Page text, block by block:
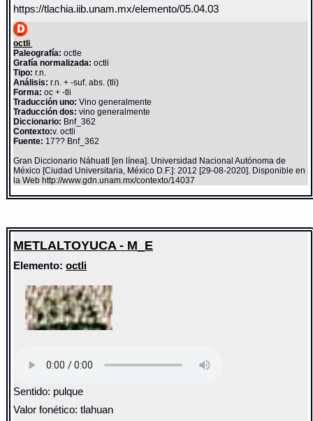
https://tlachia.iib.unam.mx/elemento/05.04.03
octli
Paleografía: octle
Grafía normalizada: octli
Tipo: r.n.
Análisis: r.n. + -suf. abs. (tli)
Forma: oc + -tli
Traducción uno: Vino generalmente
Traducción dos: vino generalmente
Diccionario: Bnf_362
Contexto:v. octli
Fuente: 17?? Bnf_362
Gran Diccionario Náhuatl [en línea]. Universidad Nacional Autónoma de
México [Ciudad Universitaria, México D.F.]: 2012 [29-08-2020]. Disponible en
la Web http://www.gdn.unam.mx/contexto/14037
METLALTOYUCA - M_E
Elemento:octli
Sentido: pulque
Valor fonético: tlahuan